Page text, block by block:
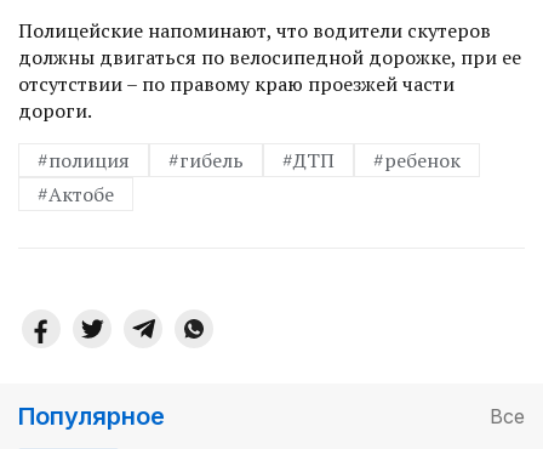
Полицейские напоминают, что водители скутеров
должны двигаться по велосипедной дорожке, при ее
отсутствии – по правому краю проезжей части
дороги.
#полиция
#гибель #ДТП
#ребенок
#Актобе
Популярное Все